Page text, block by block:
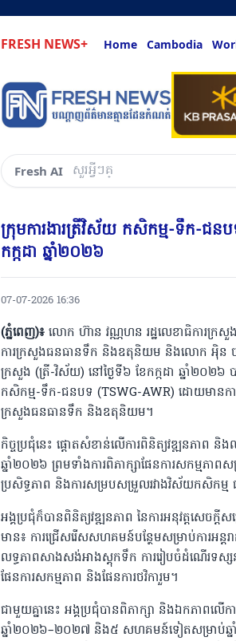
FRESH NEWS+ Home Cambodia
Fresh AI សួរអ្វីៗគ្រប់យ៉ាងដែលអ្នកចង់ដឹង
ក្រុមការងារត្រីវិស័យ កសិកម្ម-ទឹក-ជនប
កក្កដា ឆ្នាំ២០២៦
07-07-2026 16:36
(ភ្នំពេញ)៖ លោក ហ៊ាន វណ្ណហន រដ្ឋលេខាធិការក្រសួ
ការក្រសួងធនធានទឹក និងឧតុនិយម និងលោក អ៉ិន ចន្ថ
ក្រសួង (ត្រី-វិស័យ) នៅថ្ងៃទី៦ ខែកក្កដា ឆ្នាំ២០២៦
កសិកម្ម-ទឹក-ជនបទ (TSWG-AWR) ដោយមានក
ក្រសួងធនធានទឹក និងឧតុនិយម។
កិច្ចប្រជុំនេះ ផ្តោតសំខាន់លើការពិនិត្យវឌ្ឍនភាព និ
ឆ្នាំ២០២៦ ព្រមទាំងការពិភាក្សាផែនការសកម្មភាពស
ប្រសិទ្ធភាព និងការសម្របសម្រួលរវាងវិស័យកសិកម្
អង្គប្រជុំក៏បានពិនិត្យវឌ្ឍនភាព នៃការអនុវត្តសេចក្តី
មាន៖ ការជ្រើសរើសសហគមន៍បន្ថែមសម្រាប់ការអន្
លទ្ធភាពសាងសង់អាងស្តុកទឹក ការរៀបចំដំណើរទស្
ផែនការសកម្មភាព និងផែនការថវិការួម។
ជាមួយគ្នានេះ អង្គប្រជុំបានពិភាក្សា និងឯកភាពលើ
ឆ្នាំ២០២៦–២០២៧ និង៥ សហគមន៍ទៀតសម្រាប់ឆ្